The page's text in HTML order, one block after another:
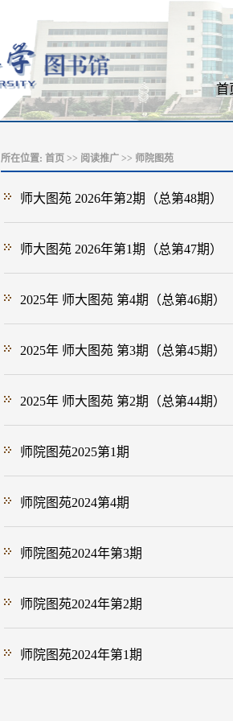
首
所在位置: 首页 >> 阅读推广 >> 师院图苑
师大图苑 2026年第2期（总第48期）
师大图苑 2026年第1期（总第47期）
2025年 师大图苑 第4期（总第46期）
2025年 师大图苑 第3期（总第45期）
2025年 师大图苑 第2期（总第44期）
师院图苑2025第1期
师院图苑2024第4期
师院图苑2024年第3期
师院图苑2024年第2期
师院图苑2024年第1期